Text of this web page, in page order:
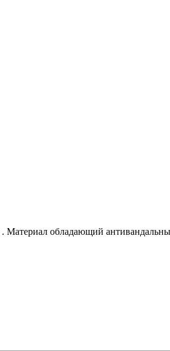
. Материал обладающий